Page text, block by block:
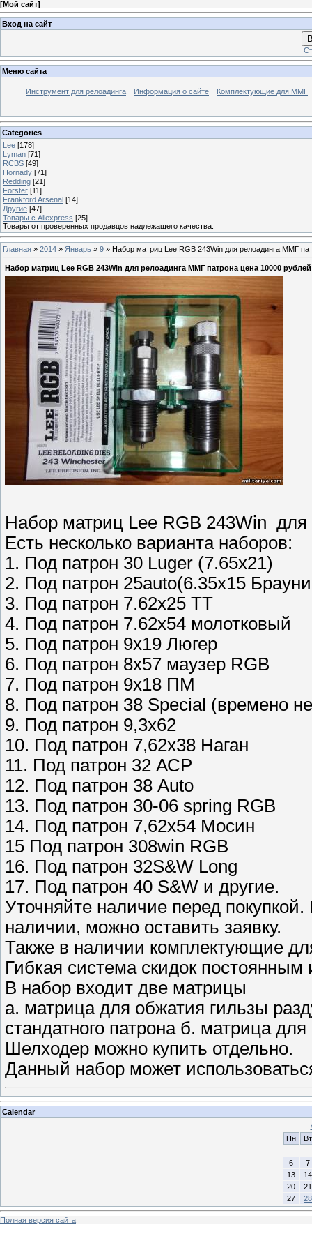
[Мой сайт]
Вход на сайт
Меню сайта
Инструмент для релоадинга Информация о сайте Комплектующие для ММГ
Categories
Lee [178]
Lyman [71]
RCBS [49]
Hornady [71]
Redding [21]
Forster [11]
Frankford Arsenal [14]
Другие [47]
Товары с Aliexpress [25]
Товары от проверенных продавцов надлежащего качества.
Главная » 2014 » Январь » 9 » Набор матриц Lee RGB 243Win для релоадинга ММГ
Набор матриц Lee RGB 243Win для релоадинга ММГ патрона цена 10000
Набор матриц Lee RGB 243Win
Есть несколько варианта наборов:
1. Под патрон 30 Luger (7.65х21)
2. Под патрон 25auto(6.35х15
3. Под патрон 7.62х25 ТТ
4. Под патрон 7.62х54 молотковый
5. Под патрон 9х19 Люгер
6. Под патрон 8х57 маузер RGB
7. Под патрон 9х18 ПМ
8. Под патрон 38 Special (времено
9. Под патрон 9,3х62
10. Под патрон 7,62х38 Наган
11. Под патрон 32 АСР
12. Под патрон 38 Auto
13. Под патрон 30-06 spring RGB
14. Под патрон 7,62х54 Мосин
15 Под патрон 308win RGB
16. Под патрон 32S&W Long
17. Под патрон 40 S&W и другие.
Уточняйте наличие перед
наличии, можно оставить заявку.
Также в наличии комплектующие
Гибкая система скидок
В набор входит две матрицы
а. матрица для обжатия гильзы
стандатного патрона б. матрица
Шелходер можно купить отдельно.
Данный набор может
Calendar
Пн
Вт
6
7
13
14
20
21
27
28
Полная версия сайта